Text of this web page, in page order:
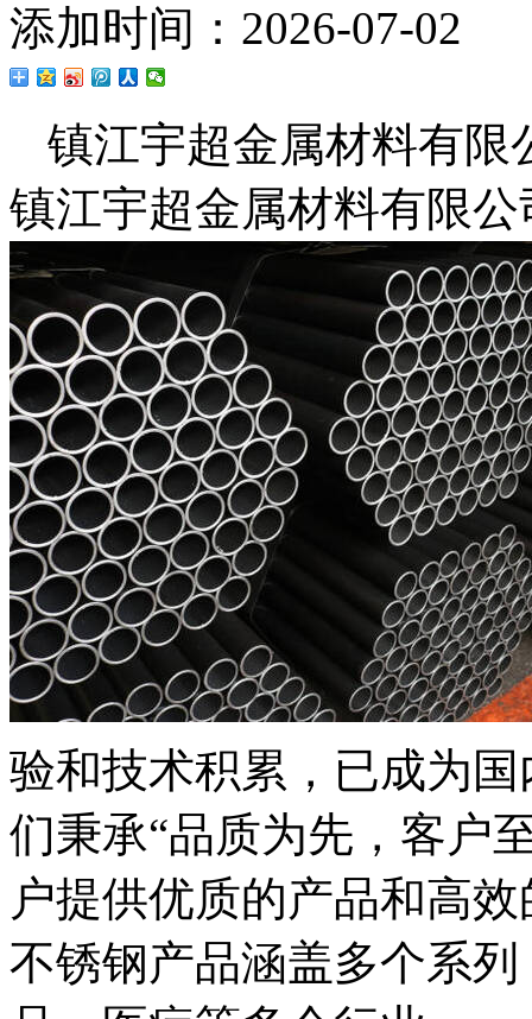
添加时间：2026-07-02
镇江宇超金属材料有限
镇江宇超金属材料有限
验和技术积累，已成为
们秉承“品质为先，客户
户提供优质的产品和高
不锈钢产品涵盖多个系